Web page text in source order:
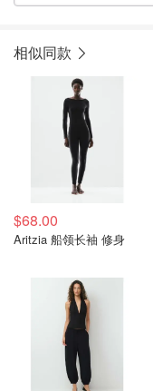
相似同款
$68.00
Aritzia 船领长袖 修身